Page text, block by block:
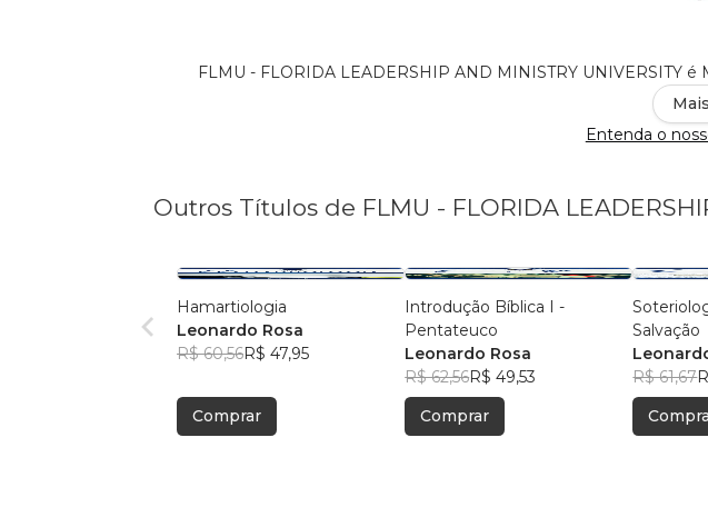
FLMU - FLORIDA LEADERSHIP AND MINISTRY UNIVERSITY
Entenda o
Outros Títulos de FLMU - FLORIDA
Hamartiologia
Leonardo Rosa
R$ 60,56R$ 47,95
Comprar
Introdução Bíblica I -
Pentateuco
Leonardo Rosa
R$ 62,56R$ 49,53
Comprar
Salvação
R$ 61,67